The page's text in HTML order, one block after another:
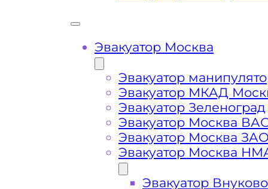
Эвакуатор Москва
Эвакуатор
Эвакуатор МКАД
Эвакуатор Зеленоград
Эвакуатор Москва
Эвакуатор Москва
Эвакуатор Москва
Эвакуатор Внуково